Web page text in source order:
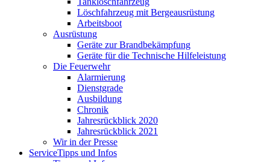
Löschfahrzeug mit Bergeausrüstung
Arbeitsboot
Ausrüstung
Geräte zur Brandbekämpfung
Geräte für die Technische Hilfeleistung
Die Feuerwehr
Alarmierung
Dienstgrade
Ausbildung
Chronik
Jahresrückblick 2020
Jahresrückblick 2021
Wir in der Presse
ServiceTipps und Infos